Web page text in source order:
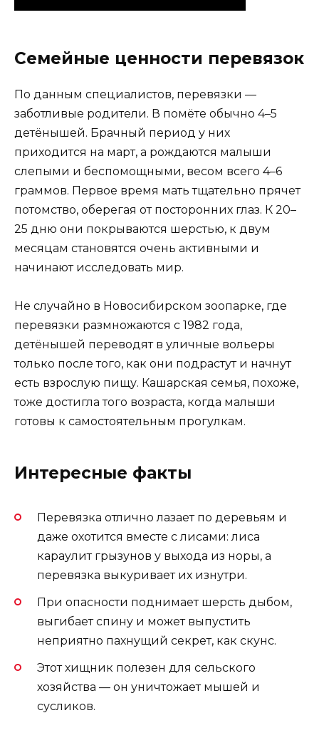
Семейные ценности перевязок
По данным специалистов, перевязки —
заботливые родители. В помёте обычно 4–5
детёнышей. Брачный период у них
приходится на март, а рождаются малыши
слепыми и беспомощными, весом всего 4–6
граммов. Первое время мать тщательно прячет
потомство, оберегая от посторонних глаз. К 20–
25 дню они покрываются шерстью, к двум
месяцам становятся очень активными и
начинают исследовать мир.
Не случайно в Новосибирском зоопарке, где
перевязки размножаются с 1982 года,
детёнышей переводят в уличные вольеры
только после того, как они подрастут и начнут
есть взрослую пищу. Кашарская семья, похоже,
тоже достигла того возраста, когда малыши
готовы к самостоятельным прогулкам.
Интересные факты
Перевязка отлично лазает по деревьям и
даже охотится вместе с лисами: лиса
караулит грызунов у выхода из норы, а
перевязка выкуривает их изнутри.
При опасности поднимает шерсть дыбом,
выгибает спину и может выпустить
неприятно пахнущий секрет, как скунс.
Этот хищник полезен для сельского
хозяйства — он уничтожает мышей и
сусликов.